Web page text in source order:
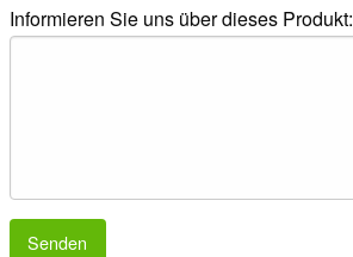
Informieren Sie uns über dieses Produkt:
Senden